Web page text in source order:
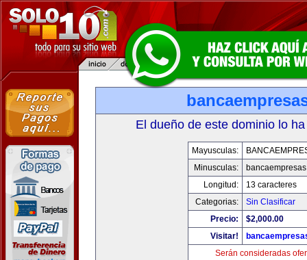
El dueño de este dominio lo
Mayusculas:
Minusculas:
Longitud:
13 caracteres
Categorias:
Sin Clasificar
Precio:
$2,000.00
Visitar!
Serán consideradas